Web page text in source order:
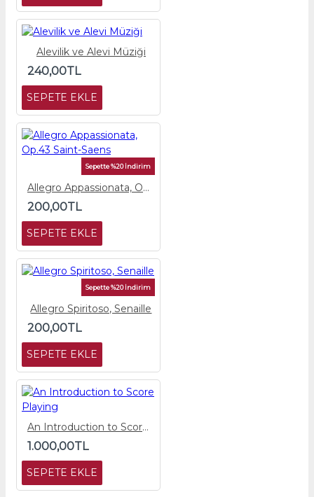
Alevilik ve Alevi Müziği
240,00TL
SEPETE EKLE
Sepette %20 İndirim
Allegro Appassionata, Op.43 Saint-Saens
200,00TL
SEPETE EKLE
Sepette %20 İndirim
Allegro Spiritoso, Senaille
200,00TL
SEPETE EKLE
An Introduction to Score Playing
1.000,00TL
SEPETE EKLE